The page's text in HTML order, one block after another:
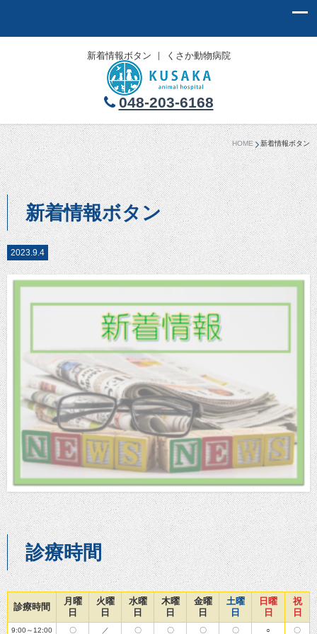
新着情報ボタン ｜ くさか動物病院
048-203-6168
HOME 新着情報ボタン
新着情報ボタン
2023.9.4
診療時間
診療時間
月曜
日
火曜
日
水曜
日
木曜
日
金曜
日
土曜
日
日曜
日
祝
日
9:00～12:00 〇 ／ 〇 〇 〇 〇 ○ 〇